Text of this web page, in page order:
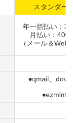
スタンダー
年一括払い：
月払い：
（メール＆Web
●qmail、
●ezmlm